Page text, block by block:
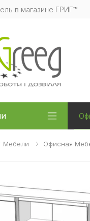
в магазине ГРИГ™
Мебели Офисная